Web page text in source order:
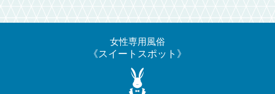
女性専用風俗
スイートスポット